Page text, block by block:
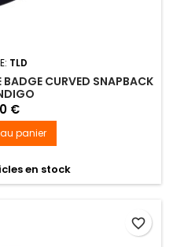
TLD
BADGE CURVED SNAPBACK
€
panier
en stock
favorite_border